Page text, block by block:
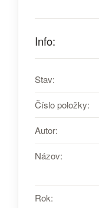
Info:
Stav:
Číslo položky:
Autor:
Názov:
Rok: